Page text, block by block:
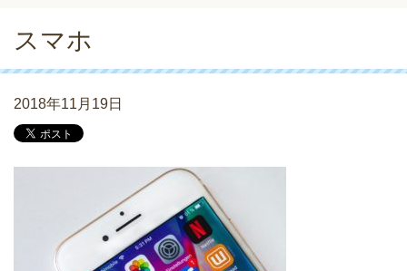
スマホ
2018年11月19日